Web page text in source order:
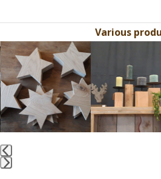
Various
and
right
arrow
keys